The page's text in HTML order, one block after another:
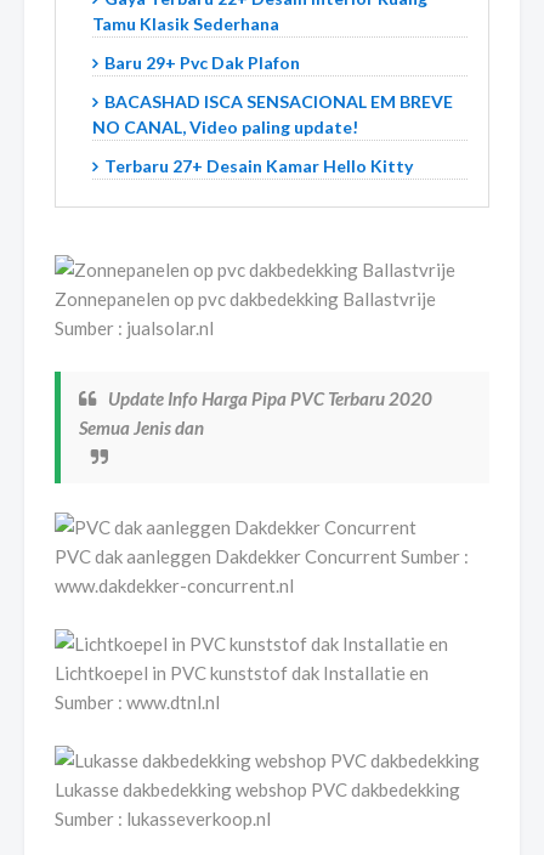
Tamu Klasik Sederhana
Baru 29+ Pvc Dak Plafon
BACASHAD ISCA SENSACIONAL EM BREVE
NO CANAL, Video paling update!
Terbaru 27+ Desain Kamar Hello Kitty
Zonnepanelen op pvc dakbedekking Ballastvrije
Sumber : jualsolar.nl
Update Info Harga Pipa PVC Terbaru 2020
Semua Jenis dan
PVC dak aanleggen Dakdekker Concurrent Sumber :
www.dakdekker-concurrent.nl
Lichtkoepel in PVC kunststof dak Installatie en
Sumber : www.dtnl.nl
Lukasse dakbedekking webshop PVC dakbedekking
Sumber : lukasseverkoop.nl